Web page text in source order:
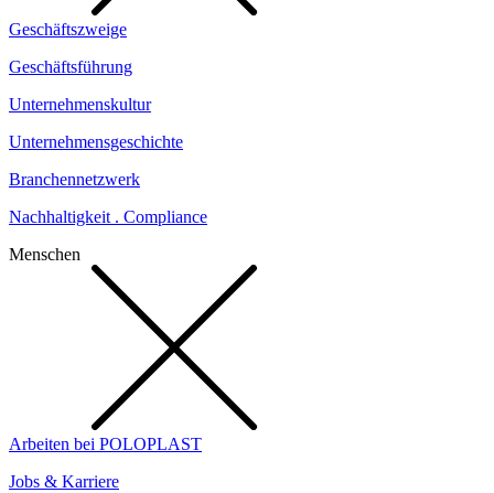
Geschäftszweige
Geschäftsführung
Unternehmenskultur
Unternehmensgeschichte
Branchennetzwerk
Nachhaltigkeit . Compliance
Menschen
Arbeiten bei POLOPLAST
Jobs & Karriere